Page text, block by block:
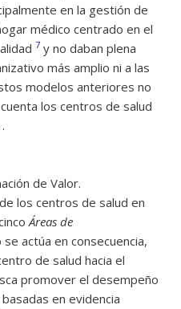
en la gestión de
médico centrado en el
7 y no daban plena
más amplio ni a las
modelos anteriores no
los centros de salud
de Valor.
los centros de salud en
Áreas de
actúa en consecuencia,
de salud hacia el
promover el desempeño
en evidencia